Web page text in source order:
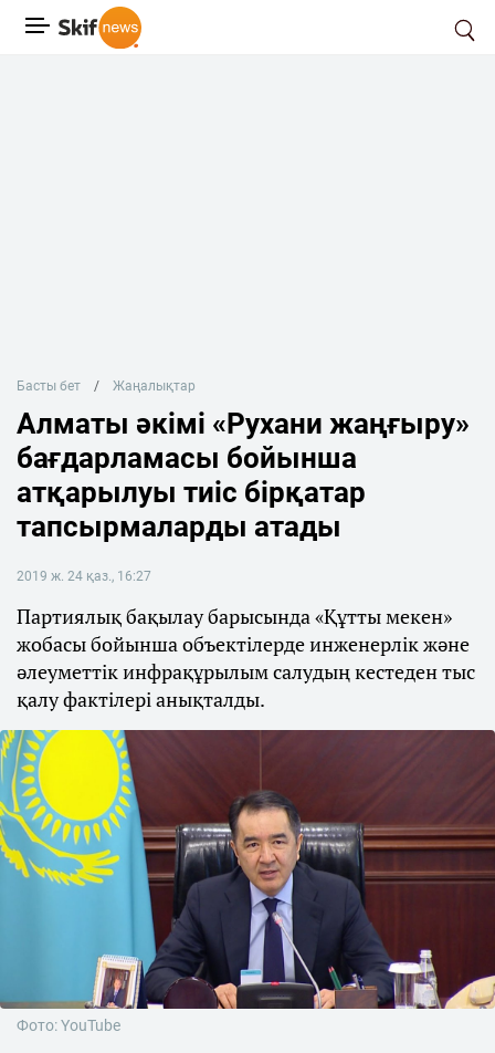
Басты бет Жаңалықтар
Алматы әкімі «Рухани жаңғыру»
бағдарламасы бойынша
атқарылуы тиіс бірқатар
тапсырмаларды атады
2019 ж. 24 қаз., 16:27
Партиялық бақылау барысында «Құтты мекен»
жобасы бойынша объектілерде инженерлік және
әлеуметтік инфрақұрылым салудың кестеден тыс
қалу фактілері анықталды.
Фото: YouTube